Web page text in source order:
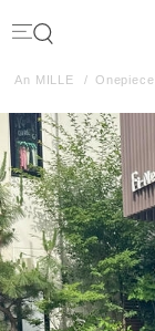
An MILLE Onepiece